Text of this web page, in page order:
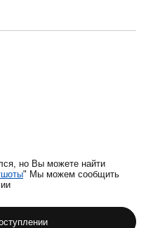
но Вы можете найти
" Мы можем сообщить